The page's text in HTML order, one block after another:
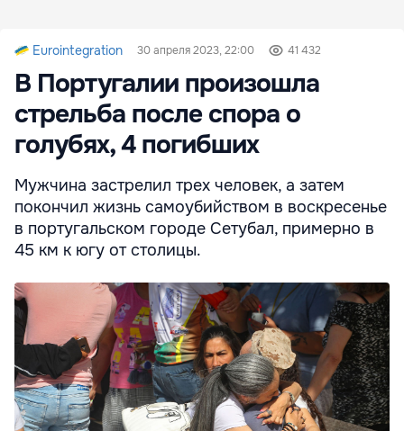
Eurointegration 30 апреля 2023, 22:00 41 432
В Португалии произошла
стрельба после спора о
голубях, 4 погибших
Мужчина застрелил трех человек, а затем
покончил жизнь самоубийством в воскресенье
в португальском городе Сетубал, примерно в
45 км к югу от столицы.